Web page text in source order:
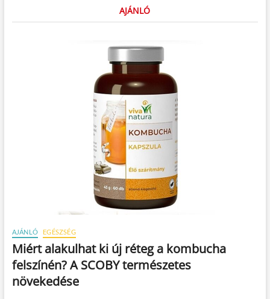
AJÁNLÓ
AJÁNLÓ EGÉSZSÉG
Miért alakulhat ki új réteg a kombucha
felszínén? A SCOBY természetes
növekedése